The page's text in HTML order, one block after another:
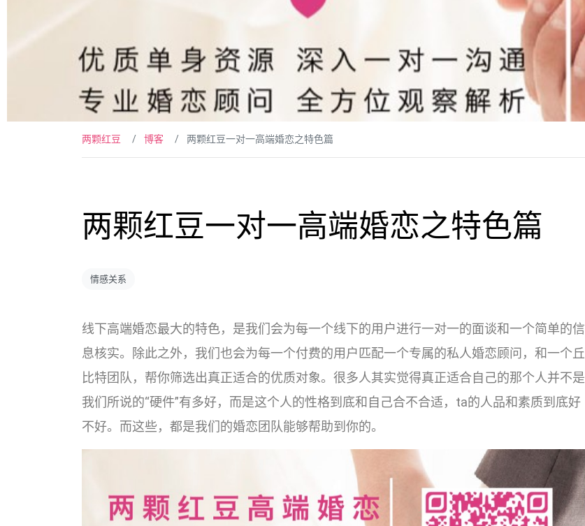
两颗红豆 博客 两颗红豆一对一高端婚恋之特色篇
两颗红豆一对一高端婚恋之特色篇
情感关系
线下高端婚恋最大的特色，是我们会为每一个线下的用户进行一对一的面谈和一个简单的信
息核实。除此之外，我们也会为每一个付费的用户匹配一个专属的私人婚恋顾问，和一个丘
比特团队，帮你筛选出真正适合的优质对象。很多人其实觉得真正适合自己的那个人并不是
我们所说的“硬件”有多好，而是这个人的性格到底和自己合不合适，ta的人品和素质到底好
不好。而这些，都是我们的婚恋团队能够帮助到你的。